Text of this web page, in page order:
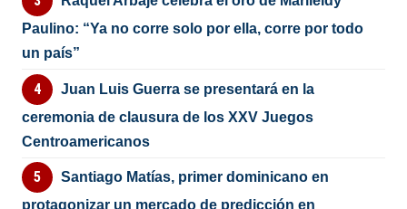
Paulino: “Ya no corre solo por ella, corre por todo
un país”
Juan Luis Guerra se presentará en la
ceremonia de clausura de los XXV Juegos
Centroamericanos
Santiago Matías, primer dominicano en
protagonizar un mercado de predicción en